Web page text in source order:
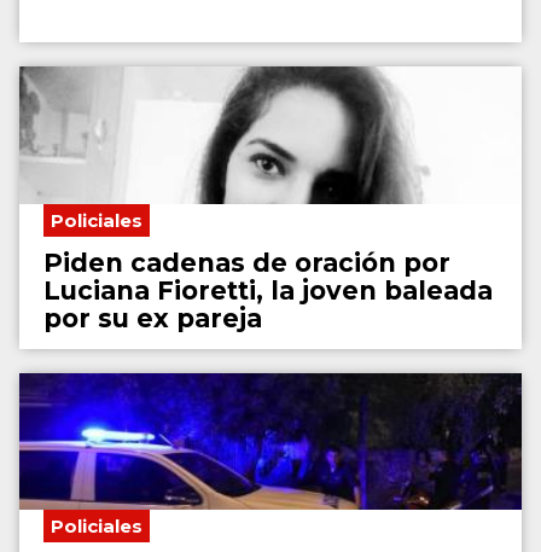
Policiales
Piden cadenas de oración por
Luciana Fioretti, la joven baleada
por su ex pareja
Policiales